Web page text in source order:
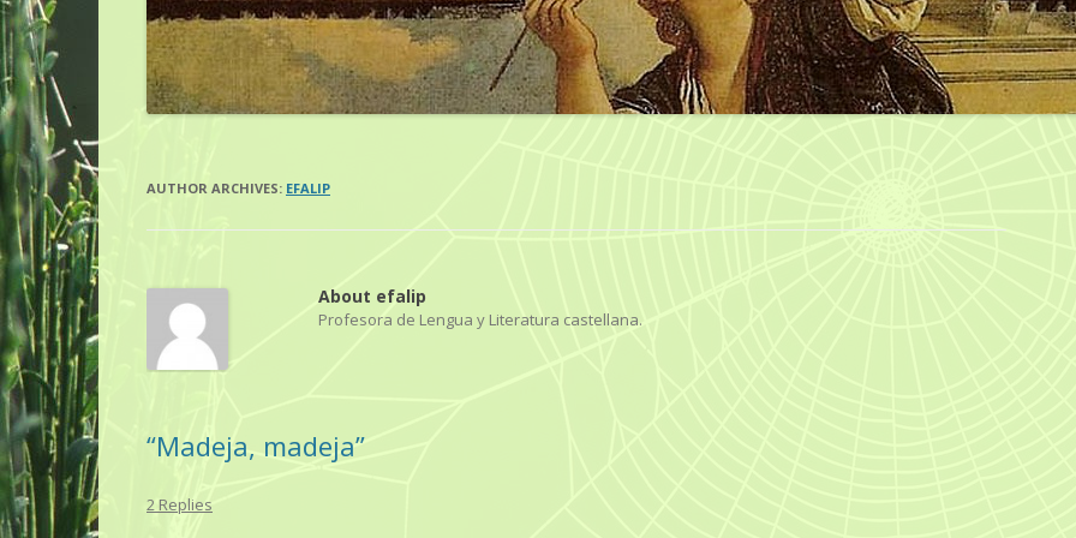
AUTHOR ARCHIVES: EFALIP
About efalip
Profesora de Lengua y Literatura castellana.
“Madeja, madeja”
2 Replies